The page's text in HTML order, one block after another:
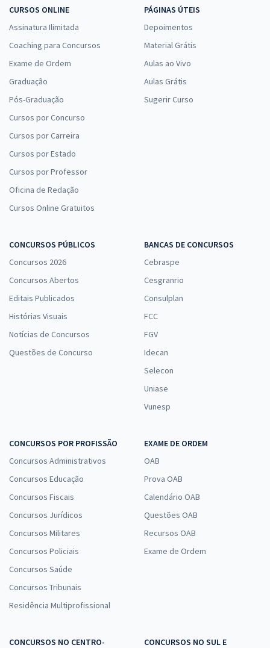
CURSOS ONLINE
Assinatura Ilimitada
Coaching para Concursos
Exame de Ordem
Graduação
Pós-Graduação
Cursos por Concurso
Cursos por Carreira
Cursos por Estado
Cursos por Professor
Oficina de Redação
Cursos Online Gratuitos
PÁGINAS ÚTEIS
Depoimentos
Material Grátis
Aulas ao Vivo
Aulas Grátis
Sugerir Curso
CONCURSOS PÚBLICOS
Concursos 2026
Concursos Abertos
Editais Publicados
Histórias Visuais
Notícias de Concursos
Questões de Concurso
BANCAS DE CONCURSOS
Cebraspe
Cesgranrio
Consulplan
FCC
FGV
Idecan
Selecon
Uniase
Vunesp
CONCURSOS POR PROFISSÃO
Concursos Administrativos
Concursos Educação
Concursos Fiscais
Concursos Jurídicos
Concursos Militares
Concursos Policiais
Concursos Saúde
Concursos Tribunais
Residência Multiprofissional
EXAME DE ORDEM
OAB
Prova OAB
Calendário OAB
Questões OAB
Recursos OAB
Exame de Ordem
CONCURSOS NO CENTRO-
CONCURSOS NO SUL E